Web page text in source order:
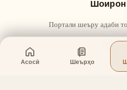
Асосӣ Шеърҳо
Шоирон
Портали шеъру адаби